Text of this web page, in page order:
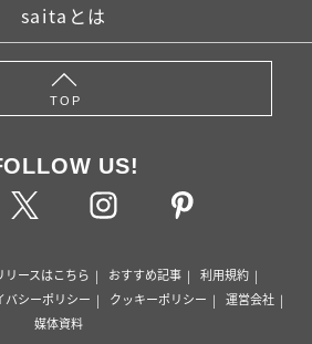
saitaとは
TOP
US!
リースはこちら おすすめ記事
利用規約
バシーポリシー クッキーポリシー
運営会社
媒体資料